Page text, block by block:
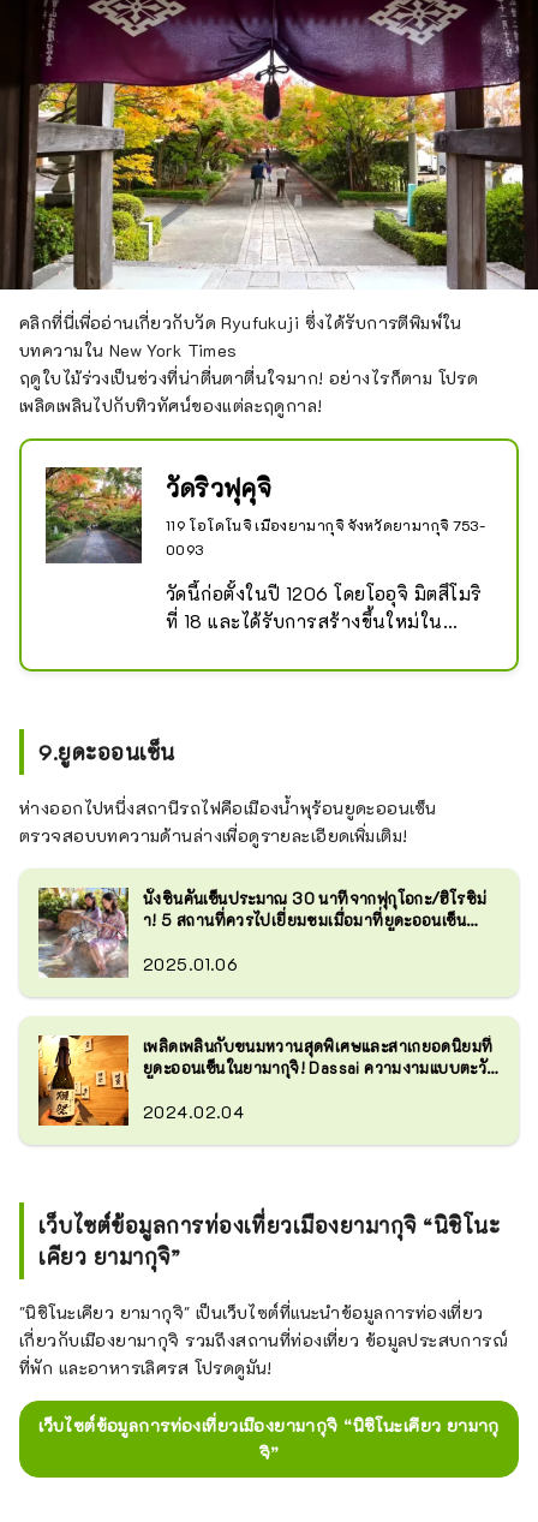
คลิกที่นี่เพื่ออ่านเกี่ยวกับวัด Ryufukuji ซึ่งได้รับการตีพิมพ์ใน
บทความใน New York Times
ฤดูใบไม้ร่วงเป็นช่วงที่น่าตื่นตาตื่นใจมาก! อย่างไรก็ตาม โปรด
เพลิดเพลินไปกับทิวทัศน์ของแต่ละฤดูกาล!
วัดริวฟุคุจิ
119 โอโดโนจิ เมืองยามากุจิ จังหวัดยามากุจิ 753-
0093
วัดนี้ก่อตั้งในปี 1206 โดยโออุจิ มิตสึโมริ
ที่ 18 และได้รับการสร้างขึ้นใหม่ใน
ห้องโถงหลักเป็นสถาปัตยกรรมวัดที่เป็น
ชาติ
ทรงคุณค่า
ในช่วงใบไม้เปลี่ยนสีตั้งแต่กลางเดือน
พฤศจิกายนถึงปลายเดือนพฤศจิกายน
ผู้คนจำนวนมากมาเยี่ยมชมทางเข้าวัด
ซึ่งปกคลุมไปด้วยต้นเมเปิลสีแดง
9.ยูดะออนเซ็น
ห่างออกไปหนึ่งสถานีรถไฟคือเมืองน้ำพุร้อนยูดะออนเซ็น
ตรวจสอบบทความด้านล่างเพื่อดูรายละเอียดเพิ่มเติม!
นั่งชินคันเซ็นประมาณ 30 นาทีจากฟุกุโอกะ/ฮิโรชิม่
า! 5 สถานที่ควรไปเยี่ยมชมเมื่อมาที่ยูดะออนเซ็น
2025.01.06
เพลิดเพลินกับขนมหวานสุดพิเศษและสาเกยอดนิยมที่
ยูดะออนเซ็นในยามากุจิ! Dassai ความงามแบบตะวัน
2024.02.04
เว็บไซต์ข้อมูลการท่องเที่ยวเมืองยามากุจิ “นิชิโนะ
เคียว ยามากุจิ”
"นิชิโนะเคียว ยามากุจิ" เป็นเว็บไซต์ที่แนะนำข้อมูลการท่องเที่ยว
เกี่ยวกับเมืองยามากุจิ รวมถึงสถานที่ท่องเที่ยว ข้อมูลประสบการณ์
ที่พัก และอาหารเลิศรส โปรดดูมัน!
เว็บไซต์ข้อมูลการท่องเที่ยวเมืองยามากุจิ “นิชิโนะเคียว ยามากุ
จิ”